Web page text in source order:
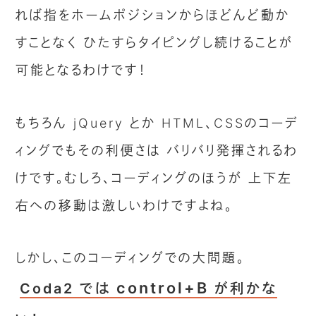
れば指をホームポジションからほどんど動か
すことなく ひたすらタイピングし続けることが
可能となるわけです！
もちろん jQuery とか HTML、CSSのコーデ
ィングでもその利便さは バリバリ発揮されるわ
けです。むしろ、コーディングのほうが 上下左
右への移動は激しいわけですよね。
しかし、このコーディングでの大問題。
Coda2 では control+B が利かな